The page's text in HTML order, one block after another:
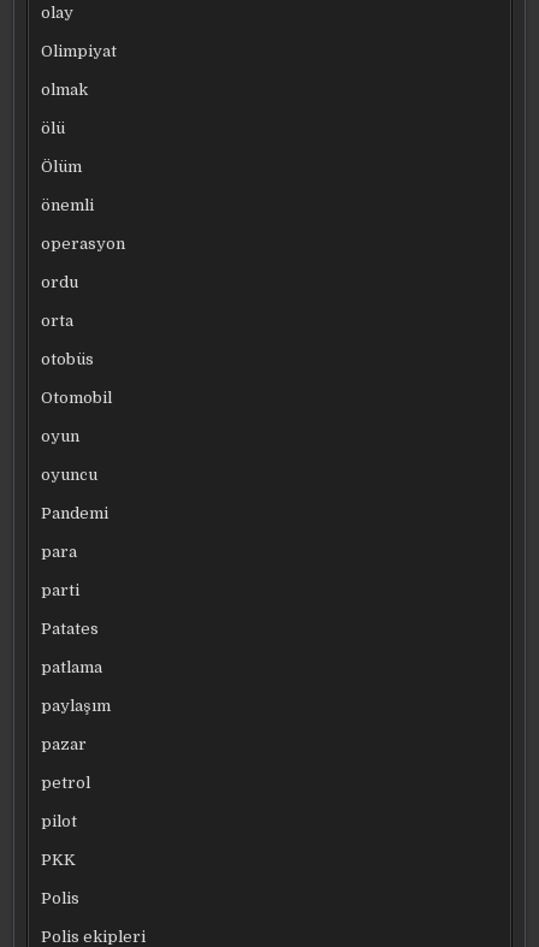
olay
Olimpiyat
olmak
ölü
Ölüm
önemli
operasyon
ordu
orta
otobüs
Otomobil
oyun
oyuncu
Pandemi
para
parti
Patates
patlama
paylaşım
pazar
petrol
pilot
PKK
Polis
Polis ekipleri